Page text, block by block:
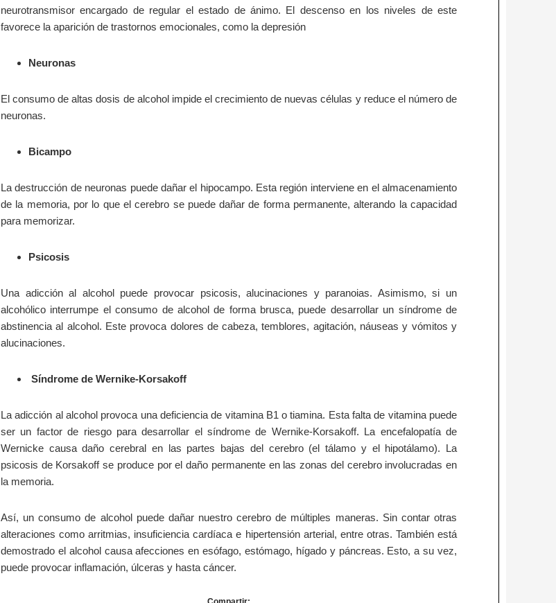
neurotransmisor encargado de regular el estado de ánimo. El descenso en los niveles de este
favorece la aparición de trastornos emocionales, como la depresión
Neuronas
El consumo de altas dosis de alcohol impide el crecimiento de nuevas células y reduce el número de
neuronas.
Bicampo
La destrucción de neuronas puede dañar el hipocampo. Esta región interviene en el almacenamiento
de la memoria, por lo que el cerebro se puede dañar de forma permanente, alterando la capacidad
para memorizar.
Psicosis
Una adicción al alcohol puede provocar psicosis, alucinaciones y paranoias. Asimismo, si un
alcohólico interrumpe el consumo de alcohol de forma brusca, puede desarrollar un síndrome de
abstinencia al alcohol. Este provoca dolores de cabeza, temblores, agitación, náuseas y vómitos y
alucinaciones.
Síndrome de Wernike-Korsakoff
La adicción al alcohol provoca una deficiencia de vitamina B1 o tiamina. Esta falta de vitamina puede
ser un factor de riesgo para desarrollar el síndrome de Wernike-Korsakoff. La encefalopatía de
Wernicke causa daño cerebral en las partes bajas del cerebro (el tálamo y el hipotálamo). La
psicosis de Korsakoff se produce por el daño permanente en las zonas del cerebro involucradas en
la memoria.
Así, un consumo de alcohol puede dañar nuestro cerebro de múltiples maneras. Sin contar otras
alteraciones como arritmias, insuficiencia cardíaca e hipertensión arterial, entre otras. También está
demostrado el alcohol causa afecciones en esófago, estómago, hígado y páncreas. Esto, a su vez,
puede provocar inflamación, úlceras y hasta cáncer.